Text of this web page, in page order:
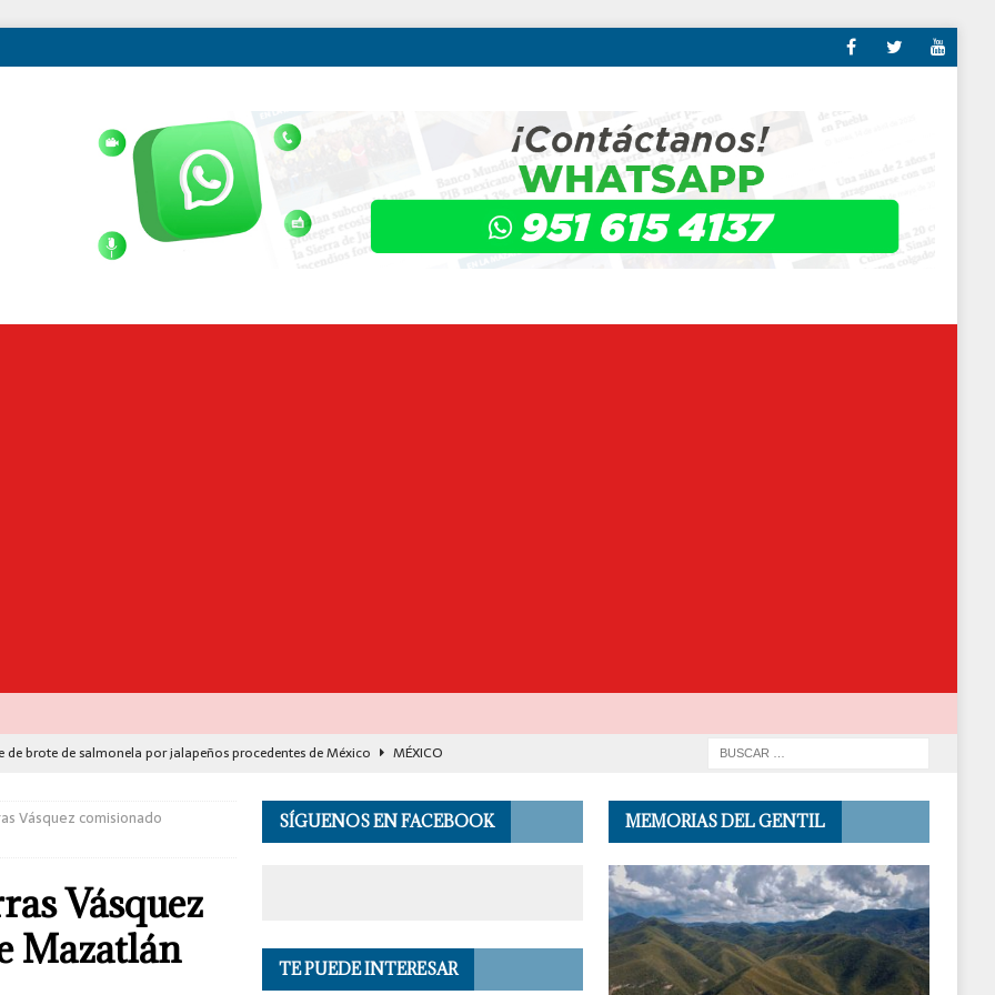
de brote de salmonela por jalapeños procedentes de México
MÉXICO
de Seguridad se suma a investigación por asesinato en vivo del influencer
los Andes de Perú deja un herido, según reporte de autoridades
EL
Vásquez comisionado
Vásquez
Mazatlán
SÍGUENOS EN FACEBOOK
TE PUEDE INTERESAR
MEMORIAS DEL GENTIL